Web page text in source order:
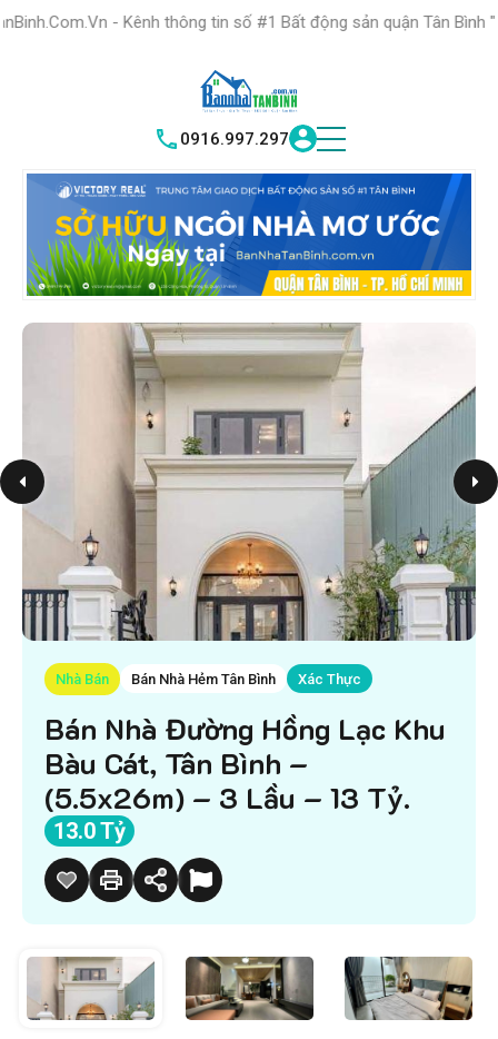
Kênh thông tin số #1 Bất động sản quận Tân Bình "Nơi bạn tìm
0916.997.297
Nhà Bán Bán Nhà Hẻm Tân Bình Xác Thực
Bán Nhà Đường Hồng Lạc Khu
Bàu Cát, Tân Bình –
(5.5x26m) – 3 Lầu – 13 Tỷ.
13.0 Tỷ
HỆ THỐNG TRUNG
TÂM GIAO DỊCH BĐS TỐT NHẤT QUẬN
TÂN BÌNHVICTORY REAL TÌM HIỂU